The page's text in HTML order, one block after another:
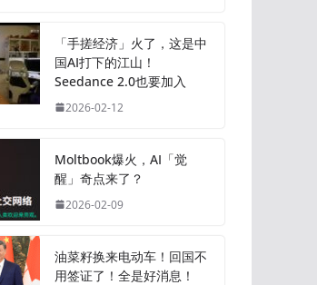
「手搓经济」火了，这是中
国AI打下的江山！
Seedance 2.0也要加入
2026-02-12
Moltbook爆火，AI「觉
醒」奇点来了？
2026-02-09
油菜籽换来电动车！回国不
用签证了！全是好消息！